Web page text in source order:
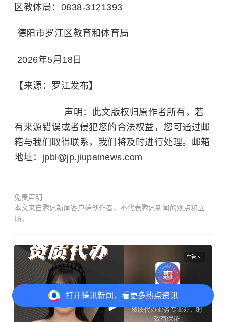
区教体局：0838-3121393
德阳市罗江区教育和体育局
2026年5月18日
【来源：罗江发布】
声明：此文版权归原作者所有，若
有来源错误或者侵犯您的合法权益，您可通过邮
箱与我们取得联系，我们将及时进行处理。邮箱
地址：jpbl@jp.jiupainews.com
免责声明
本文来自腾讯新闻客户端创作者，不代表腾讯新闻的观点和立
场。
打开腾讯新闻，看更多热点资讯
广告